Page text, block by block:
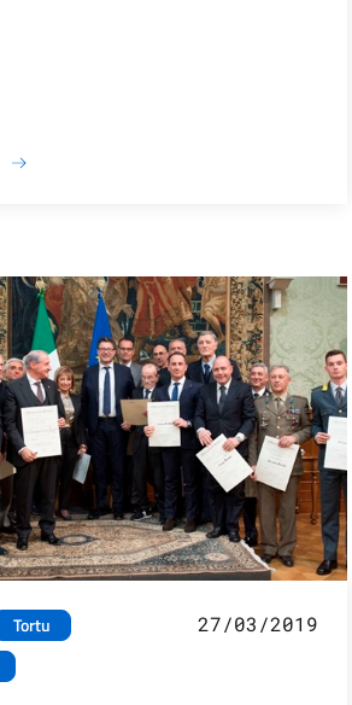
Tortu
27/03/2019